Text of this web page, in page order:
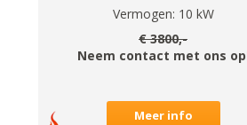
Vermogen: 10 kW
€3800,-
Neem contact met ons
Meer info